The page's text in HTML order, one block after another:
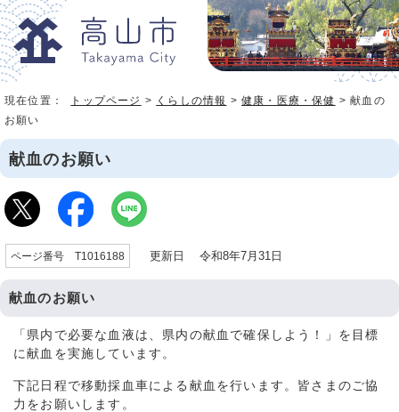
現在位置： トップページ > くらしの情報 >健康・医療・保健 > 献血の
お願い
献血のお願い
ページ番号 T1016188 更新日 令和8年7月31日
献血のお願い
「県内で必要な血液は、県内の献血で確保しよう！」を目標
に献血を実施しています。
下記日程で移動採血車による献血を行います。皆さまのご協
力をお願いします。